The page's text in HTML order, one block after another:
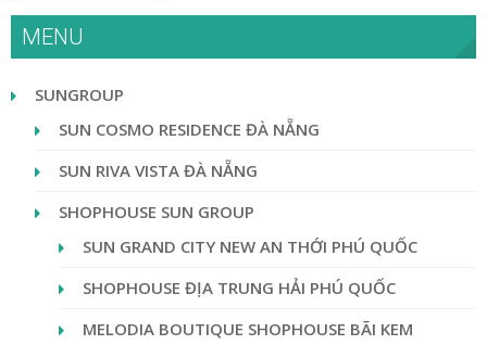
MENU
SUNGROUP
SUN COSMO RESIDENCE ĐÀ NẴNG
SUN RIVA VISTA ĐÀ NẴNG
SHOPHOUSE SUN GROUP
SUN GRAND CITY NEW AN THỚI PHÚ QUỐC
SHOPHOUSE ĐỊA TRUNG HẢI PHÚ QUỐC
MELODIA BOUTIQUE SHOPHOUSE BÃI KEM